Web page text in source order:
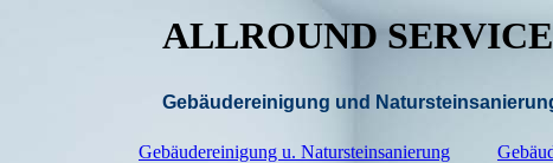
ALLROUND
Gebäudereinigung und
Gebäudereinigung u. Natursteinsanierung